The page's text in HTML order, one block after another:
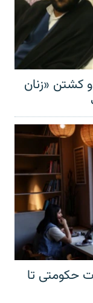
کشتن «زنان
حکومتی تا